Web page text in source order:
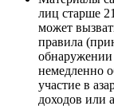
лиц старше
может
правила
обнаружении
немедленно
участие в
доходов или